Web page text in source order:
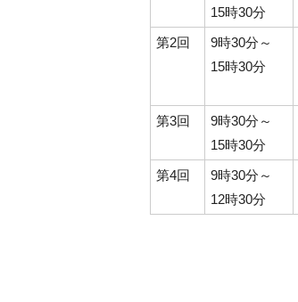
15時30分
第2回
9時30分～
15時30分
第3回
9時30分～
15時30分
第4回
9時30分～
12時30分